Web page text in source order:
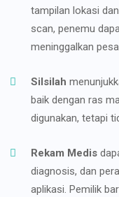
tampilan lokasi
scan, penemu
meninggalkan
Silsilah
baik dengan ras
digunakan, tetapi
Rekam Medis
diagnosis, dan
aplikasi. Pemilik